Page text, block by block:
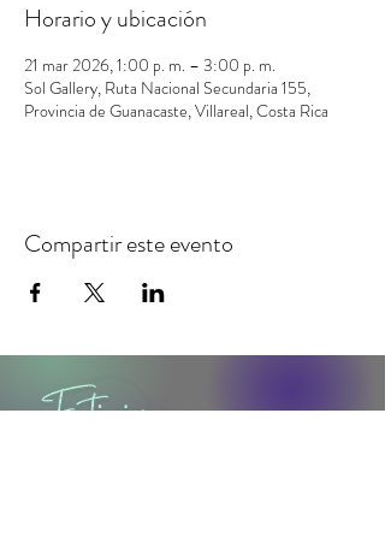
Horario y ubicación
21 mar 2026, 1:00 p. m. – 3:00 p. m.
Sol Gallery, Ruta Nacional Secundaria 155,
Provincia de Guanacaste, Villareal, Costa Rica
Compartir este evento